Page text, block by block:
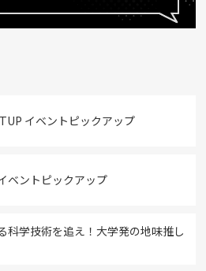
イベントピックアップ
ベントピックアップ
科学技術を追え！大学発の地味推し